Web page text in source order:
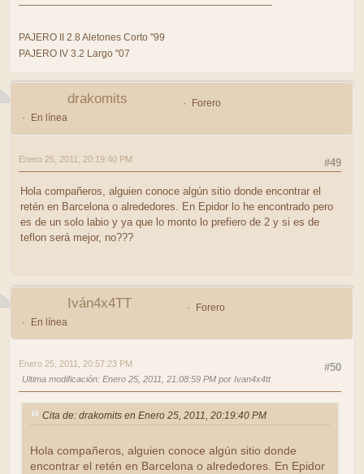
——————————————————————————
PAJERO II 2.8 Aletones Corto "99
PAJERO IV 3.2 Largo "07
drakomits
Forero
En línea
#49
Enero 25, 2011, 20:19:40 PM
Hola compañeros, alguien conoce algún sitio donde encontrar el
retén en Barcelona o alrededores. En Epidor lo he encontrado pero
es de un solo labio y ya que lo monto lo prefiero de 2 y si es de
teflon será mejor, no???
Iván4x4TT
Forero
En línea
#50
Enero 25, 2011, 20:57:23 PM
Ultima modificación: Enero 25, 2011, 21:08:59 PM por Ivan4x4tt
Cita de: drakomits en Enero 25, 2011, 20:19:40 PM
Hola compañeros, alguien conoce algún sitio donde
encontrar el retén en Barcelona o alrededores. En Epidor